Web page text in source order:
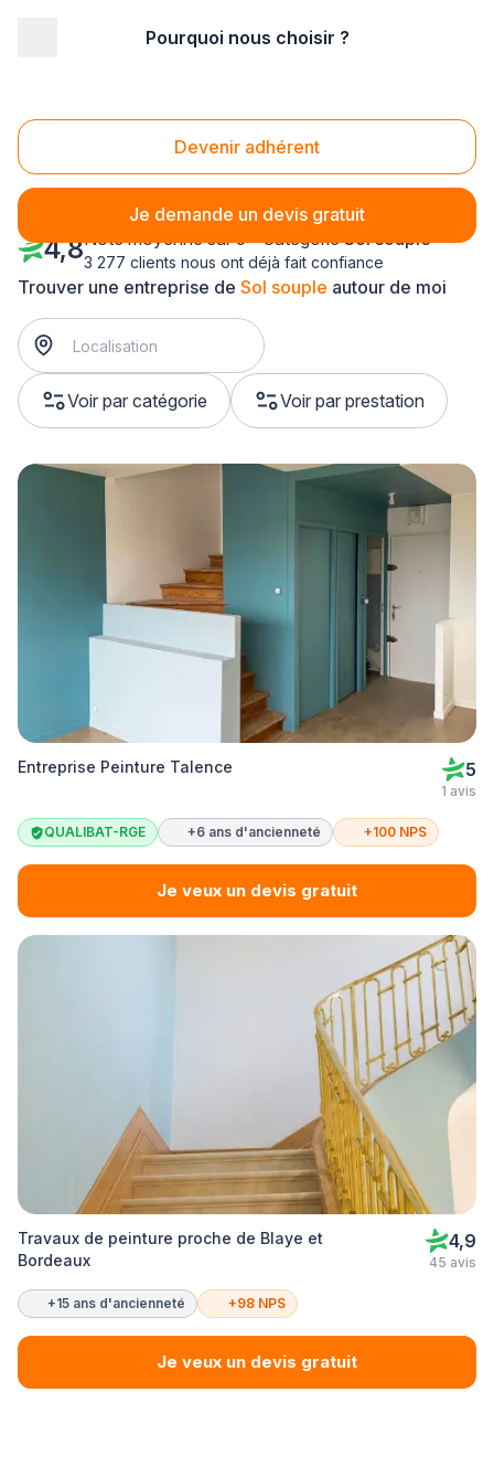
Pourquoi nous choisir ?
Devenir adhérent
Je demande un devis gratuit
Sol souple Gironde (33)
Trouver une entreprise de Sol souple autour de moi
Voir par catégorie Voir par prestation
4,8Note moyenne sur 5 - CatégorieSol souple
3 277 clients nous ont déjà fait confiance
Entreprise Peinture Talence 5
1 avis
QUALIBAT-RGE +6 ans d'ancienneté +100 NPS
Je veux un devis gratuit
Travaux de peinture proche de Blaye et
Bordeaux
4,9
45 avis
+15 ans d'ancienneté +98 NPS
Je veux un devis gratuit